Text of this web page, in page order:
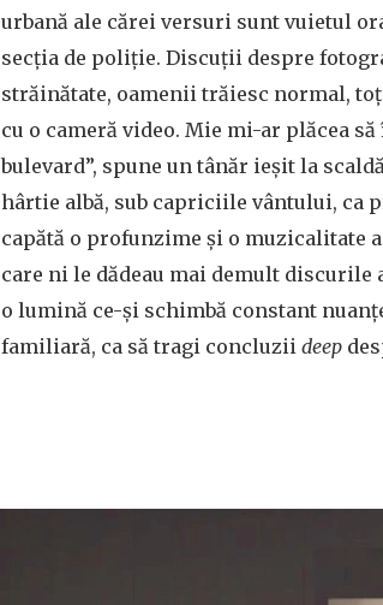
urbană ale cărei versuri sunt vuietul
secția de poliție. Discuții despre
străinătate, oamenii trăiesc normal,
cu o cameră video. Mie mi-ar plăcea
bulevard”, spune un tânăr ieșit la
hârtie albă, sub capriciile vântului, ca
capătă o profunzime și o muzicalitate
care ni le dădeau mai demult
o lumină ce-și schimbă constant
familiară, ca să tragi concluzii deep